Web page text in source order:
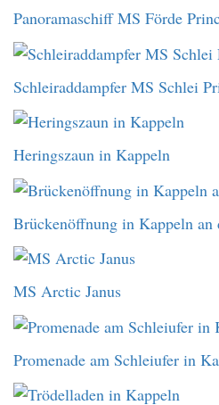
Panoramaschiff MS Förde
Schleiraddampfer MS Schlei
Heringszaun in Kappeln
Brückenöffnung in Kappeln an
MS Arctic Janus
Promenade am Schleiufer in